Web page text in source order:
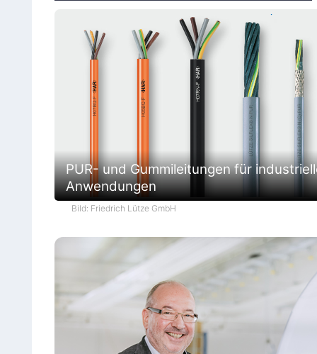
PUR- und Gummileitungen für
Anwendungen
Bild: Friedrich Lütze GmbH